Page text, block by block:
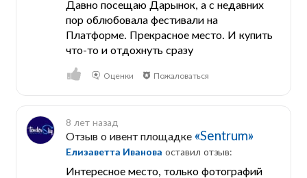
Давно посещаю Дарынок, а с недавних
пор облюбовала фестивали на
Платформе. Прекрасное место. И купить
что-то и отдохнуть сразу
Оценки Пожаловаться
8 лет назад
Отзыв о ивент площадке «Sentrum»
Елизаветта Иванова оставил отзыв:
Интересное место, только фотографий